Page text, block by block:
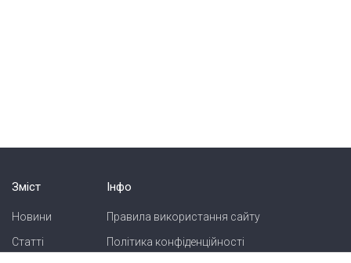
Зміст
Новини
Статті
Інфо
Правила використання сайту
Політика конфіденційності